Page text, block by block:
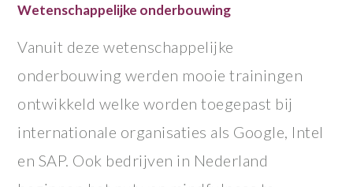
Wetenschappelijke onderbouwing
Vanuit deze wetenschappelijke
onderbouwing werden mooie trainingen
ontwikkeld welke worden toegepast bij
internationale organisaties als Google, Intel
en SAP. Ook bedrijven in Nederland